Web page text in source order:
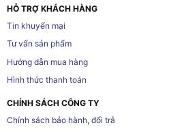
HỖ TRỢ KHÁCH HÀNG
Tin khuyến mại
Tư vấn sản phẩm
Hướng dẫn mua hàng
Hình thức thanh toán
CHÍNH SÁCH CÔNG TY
Chính sách bảo hành, đổi trả